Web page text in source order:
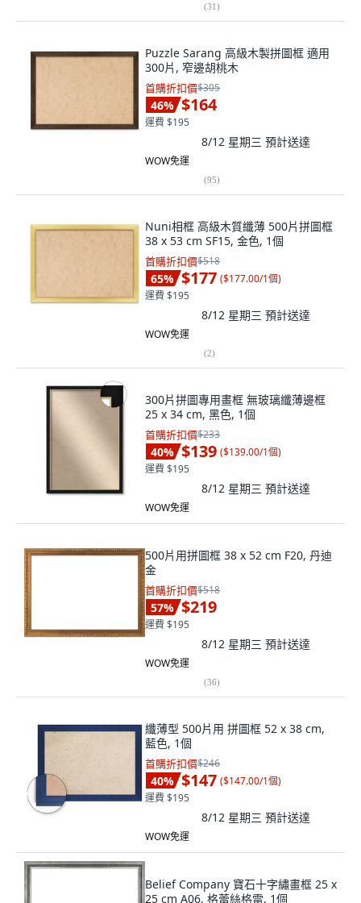
(31)
Puzzle Sarang 高級木製拼圖框 適用
300片, 窄邊胡桃木
首購折扣價$305
46% $164
運費 $195
8/12 星期三 預計送達
WOW免運
(95)
Nuni相框 高級木質纖薄 500片拼圖框
38 x 53 cm SF15, 金色, 1個
首購折扣價$518
65% $177 ($177.00/1個)
運費 $195
8/12 星期三 預計送達
WOW免運
(2)
300片拼圖專用畫框 無玻璃纖薄邊框
25 x 34 cm, 黑色, 1個
首購折扣價$233
40% $139 ($139.00/1個)
運費 $195
8/12 星期三 預計送達
WOW免運
500片用拼圖框 38 x 52 cm F20, 丹迪
金
首購折扣價$518
57% $219
運費 $195
8/12 星期三 預計送達
WOW免運
(36)
纖薄型 500片用 拼圖框 52 x 38 cm,
藍色, 1個
首購折扣價$246
40% $147 ($147.00/1個)
運費 $195
8/12 星期三 預計送達
WOW免運
Belief Company 寶石十字繡畫框 25 x
25 cm A06, 格蕾絲格雷, 1個